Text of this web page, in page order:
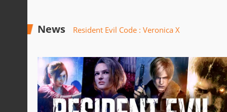
News Resident Evil Code : Veronica X